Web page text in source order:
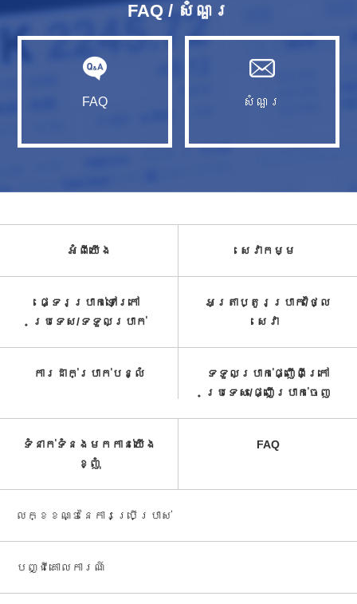
FAQ / សំណួរ​
FAQ សំណួរ​
អំពី​យើង សេវាកម្ម​
ផ្ទេរប្រាក់ទៅក្រៅ
ប្រទេស/ទទួល​ប្រាក់​
អត្រាប្តូរប្រាក់/ថ្លៃ
សេវា​
ការដាក់ប្រាក់បន្លំ
ទទួលប្រាក់ផ្ញើពីក្រៅ
ប្រទេស/ផ្ញើប្រាក់ចេញ
ទំនាក់ទំនងមកកាន់យើង
ខ្ញុំ
FAQ
លក្ខខណ្ឌនៃការប្រើប្រាស់
បញ្ជី​គោលការណ៍